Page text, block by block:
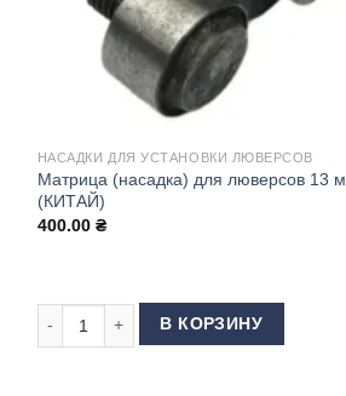
GrayTech
НАСАДКИ ДЛЯ УСТАНОВКИ ЛЮВЕРСОВ
Матрица (насадка) для люверсов 13
(КИТАЙ)
400.00 ₴
Количество товара Матрица
В КОРЗИНУ